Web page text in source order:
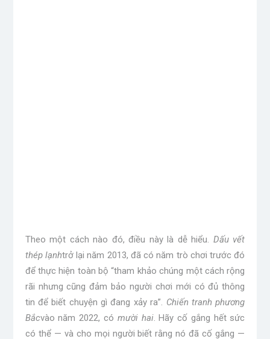
Theo một cách nào đó, điều này là dễ hiểu. Dấu vết
thép lạnhtrở lại năm 2013, đã có năm trò chơi trước đó
để thực hiện toàn bộ “tham khảo chúng một cách rộng
rãi nhưng cũng đảm bảo người chơi mới có đủ thông
tin để biết chuyện gì đang xảy ra”. Chiến tranh phương
Bắcvào năm 2022, có mười hai. Hãy cố gắng hết sức
có thể — và cho mọi người biết rằng nó đã cố gắng —